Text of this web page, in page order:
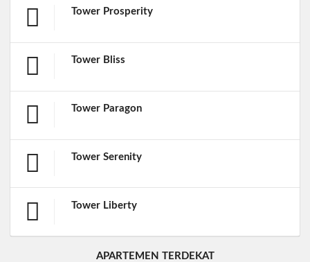
Tower Prosperity
Tower Bliss
Tower Paragon
Tower Serenity
Tower Liberty
APARTEMEN TERDEKAT